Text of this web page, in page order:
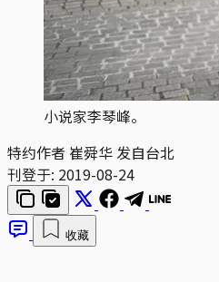
小说家李琴峰。
特约作者 崔舜华 发自台北
刊登于: 2019-08-24
收藏